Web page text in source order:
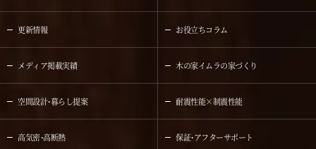
更新情報 お役立ちコラム
メディア掲載実績 木の家イムラの家づくり
空間設計・暮らし提案 耐震性能×制震性能
高気密・高断熱 保証・アフターサポート